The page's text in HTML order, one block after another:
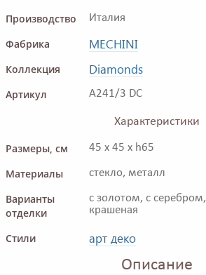
Производство
Италия
Фабрика MECHINI
Коллекция Diamonds
Артикул A241/3 DC
Характеристики
Размеры, см
45 x 45 x h65
Материалы стекло, металл
Варианты
отделки
с золотом, с серебром,
крашеная
Стили арт деко
Описание